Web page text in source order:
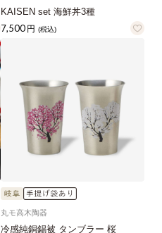
KAISEN set 海鮮丼3種
7,500 円 (税込)
丸モ高木陶器
冷感純銅錫被 タンブラー 桜